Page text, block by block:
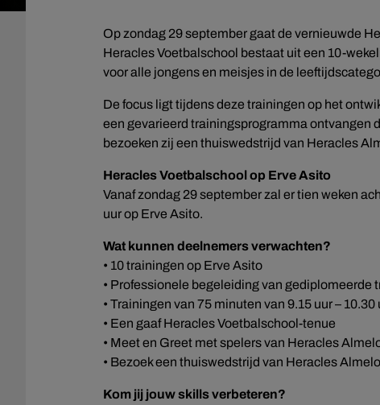
Op zondag 29 september gaat de vernieuwde
Heracles Voetbalschool bestaat uit een 10-
voor alle jongens en meisjes in de
De focus ligt tijdens deze trainingen op het
een gevarieerd trainingsprogramma ontvangen
bezoeken zij een thuiswedstrijd van Heracles
Heracles Voetbalschool op Erve Asito
Vanaf zondag 29 september zal er tien weken
uur op Erve Asito.
Wat kunnen deelnemers verwachten?
• 10 trainingen op Erve Asito
• Professionele begeleiding van gediplomeerde
• Trainingen van 75 minuten van 9.15 uur – 10.30
• Een gaaf Heracles Voetbalschool-tenue
• Meet en Greet met spelers van Heracles
• Bezoek een thuiswedstrijd van Heracles Almelo
Kom jij jouw skills verbeteren?